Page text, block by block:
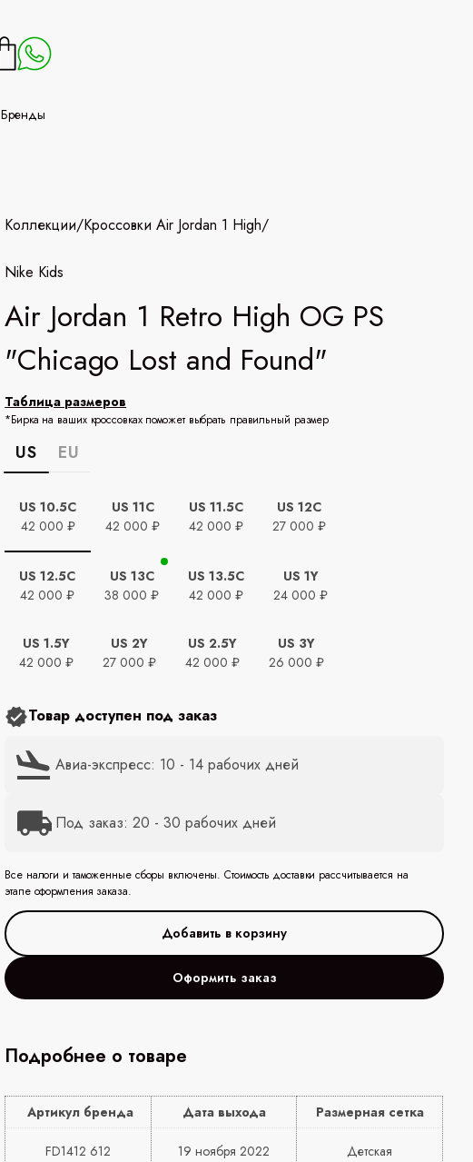
Бренды
Коллекции/Кроссовки Air Jordan 1 High/
Nike Kids
Air Jordan 1 Retro High OG PS
"Chicago Lost and Found"
Таблица размеров
*Бирка на ваших кроссовках поможет выбрать правильный размер
US EU
US 10.5C
42 000 ₽
US 11C
42 000 ₽
US 11.5C
42 000 ₽
US 12C
27 000 ₽
US 12.5C
42 000 ₽
US 13C
38 000 ₽
US 13.5C
42 000 ₽
US 1Y
24 000 ₽
US 1.5Y
42 000 ₽
US 2Y
27 000 ₽
US 2.5Y
42 000 ₽
US 3Y
26 000 ₽
Товар доступен под заказ
Авиа-экспресс: 10 - 14 рабочих дней
Под заказ: 20 - 30 рабочих дней
Все налоги и таможенные сборы включены. Стоимость доставки рассчитывается на
этапе оформления заказа.
Оформить заказ
Подробнее о товаре
Артикул бренда Дата выхода Размерная сетка
FD1412 612 19 ноября 2022 Детская